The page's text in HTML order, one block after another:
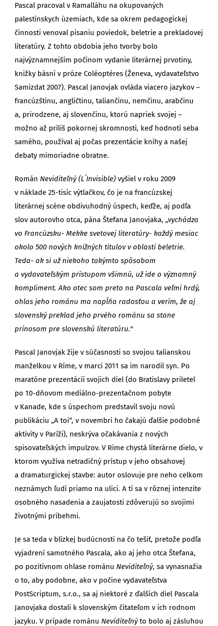
Pascal pracoval v Ramalláhu na okupovaných
palestínskych územiach, kde sa okrem pedagogickej
činnosti venoval písaniu poviedok, beletrie a prekladovej
literatúry. Z tohto obdobia jeho tvorby bolo
najvýznamnejším počinom vydanie literárnej prvotiny,
knižky básní v próze Coléoptères (Ženeva, vydavateľstvo
Samizdat 2007). Pascal Janovjak ovláda viacero jazykov –
francúzštinu, angličtinu, taliančinu, nemčinu, arabčinu
a, prirodzene, aj slovenčinu, ktorú napriek svojej –
možno až príliš pokornej skromnosti, keď hodnotí seba
samého, používal aj počas prezentácie knihy a našej
debaty mimoriadne obratne.
Román Neviditeľný (L´Invisible) vyšiel v roku 2009
v náklade 25-tisíc výtlačkov, čo je na francúzskej
literárnej scéne obdivuhodný úspech, keďže, aj podľa
slov autorovho otca, pána Štefana Janovjaka, „vychádza
vo Francúzsku- Mekke svetovej literatúry- každý mesiac
okolo 500 nových knižných titulov v oblasti beletrie.
Teda- ak si už niekoho takýmto spôsobom
a vydavateľským prístupom všimnú, už ide o významný
kompliment. Ako otec som preto na Pascala veľmi hrdý,
ohlas jeho románu ma napĺňa radosťou a verím, že aj
slovenský preklad jeho prvého románu sa stane
prínosom pre slovenskú literatúru."
Pascal Janovjak žije v súčasnosti so svojou talianskou
manželkou v Ríme, v marci 2011 sa im narodil syn. Po
maratóne prezentácií svojich diel (do Bratislavy priletel
po 10-dňovom mediálno-prezentačnom pobyte
v Kanade, kde s úspechom predstavil svoju novú
publikáciu „A toi“, v novembri ho čakajú ďalšie podobné
aktivity v Paríži), neskrýva očakávania z nových
spisovateľských impulzov. V Ríme chystá literárne dielo, v
ktorom využíva netradičný prístup v jeho obsahovej
a dramaturgickej stavbe: autor oslovuje pre neho celkom
neznámych ľudí priamo na ulici. A tí sa v rôznej intenzite
osobného nasadenia a zaujatosti zdôverujú so svojimi
životnými príbehmi.
Je sa teda v blízkej budúcnosti na čo tešiť, pretože podľa
vyjadrení samotného Pascala, ako aj jeho otca Štefana,
po pozitívnom ohlase románu Neviditeľný, sa vynasnažia
o to, aby podobne, ako v počine vydavateľstva
PostScriptum, s.r.o., sa aj niektoré z ďalších diel Pascala
Janovjaka dostali k slovenským čitateľom v ich rodnom
jazyku. V prípade románu Neviditeľnýto bolo aj zásluhou